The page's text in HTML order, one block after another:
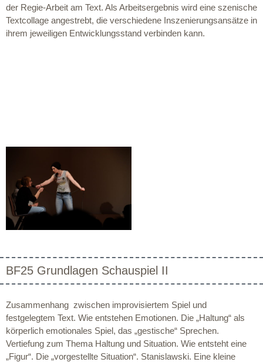
der Regie-Arbeit am Text. Als Arbeitsergebnis wird eine szenische
Textcollage angestrebt, die verschiedene Inszenierungsansätze in
ihrem jeweiligen Entwicklungsstand verbinden kann.
BF25 Grundlagen Schauspiel II
Zusammenhang zwischen improvisiertem Spiel und
festgelegtem Text. Wie entstehen Emotionen. Die „Haltung“ als
körperlich emotionales Spiel, das „gestische“ Sprechen.
Vertiefung zum Thema Haltung und Situation. Wie entsteht eine
„Figur“. Die „vorgestellte Situation“. Stanislawski. Eine kleine